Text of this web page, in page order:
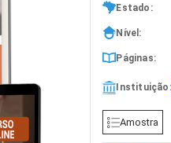
Estado:
Nível:
Páginas:
Instituição:
Amostra